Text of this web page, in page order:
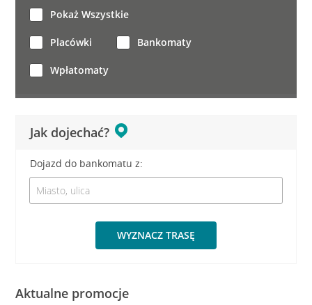
Jak dojechać?
Dojazd do bankomatu z:
WYZNACZ TRASĘ
Pokaż Wszystkie
Placówki Bankomaty
Wpłatomaty
Aktualne promocje